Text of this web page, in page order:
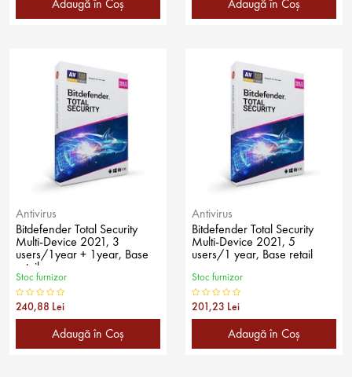
Adaugă în Coş Adaugă în Coş
Antivirus
Bitdefender Total Security
Multi-Device 2021, 3
users/1year + 1year, Base
retail
Stoc furnizor
240,88 Lei
Adaugă în Coş
Antivirus
Bitdefender Total Security
Multi-Device 2021, 5
users/1 year, Base retail
Stoc furnizor
201,23 Lei
Adaugă în Coş